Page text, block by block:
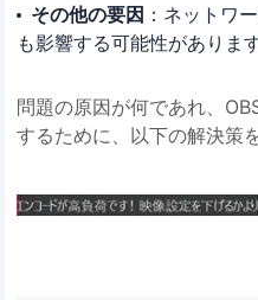
その他の要因 ：ネットワ
も影響する可能性があります
問題の原因が何であれ、
するために、以下の解決策